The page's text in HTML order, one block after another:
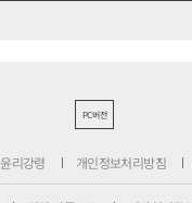
PC버전
윤리강령 개인정보처리방침